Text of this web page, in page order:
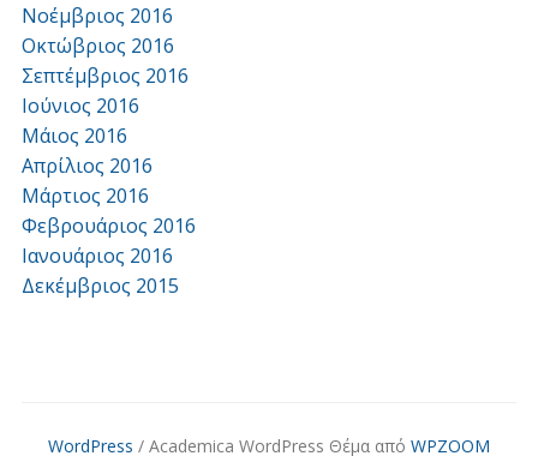
Νοέμβριος 2016
Οκτώβριος 2016
Σεπτέμβριος 2016
Ιούνιος 2016
Μάιος 2016
Απρίλιος 2016
Μάρτιος 2016
Φεβρουάριος 2016
Ιανουάριος 2016
Δεκέμβριος 2015
WordPress / Academica WordPress Θέμα από WPZOOM